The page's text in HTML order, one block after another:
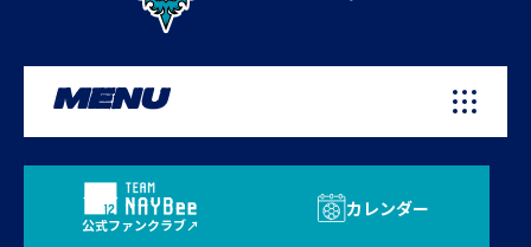
MENU
公式ファンクラブ
カレンダー